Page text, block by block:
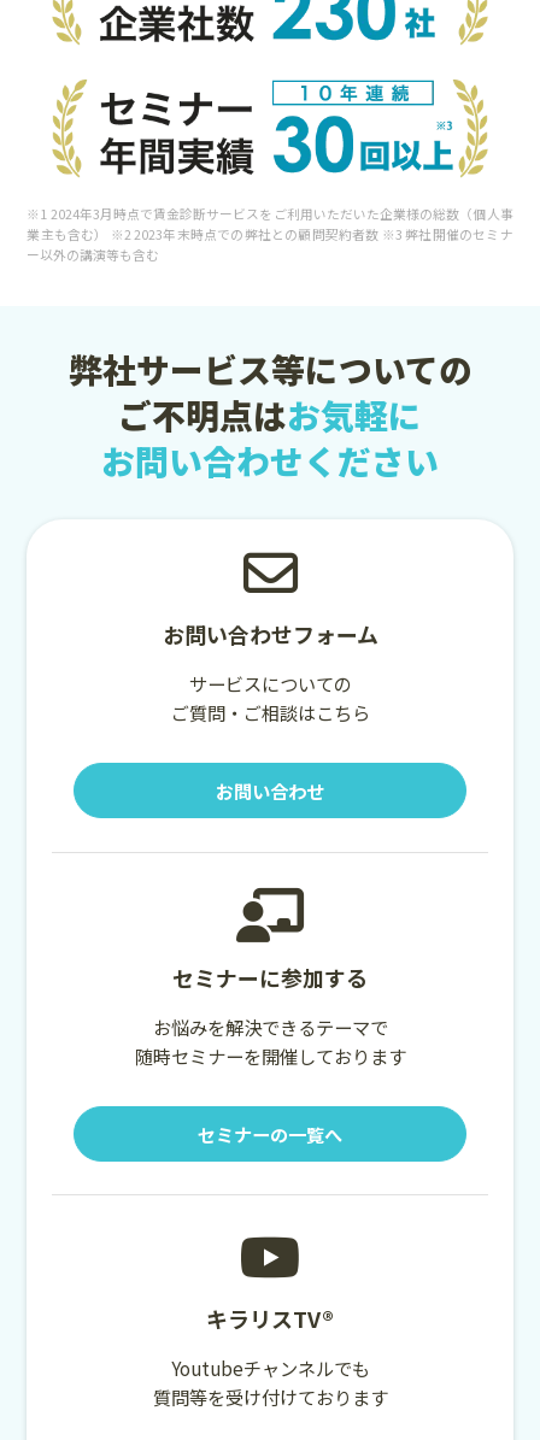
※1 2024年3月時点で賃金診断サービスをご利用いただいた企業様の総数（個人事
業主も含む） ※2 2023年末時点での弊社との顧問契約者数 ※3 弊社開催のセミナ
ー以外の講演等も含む
弊社サービス等についての
ご不明点はお気軽に
お問い合わせください
お問い合わせフォーム
サービスについての
ご質問・ご相談はこちら
お問い合わせ
セミナーに参加する
お悩みを解決できるテーマで
随時セミナーを開催しております
セミナーの一覧へ
キラリスTV®
Youtubeチャンネルでも
質問等を受け付けております